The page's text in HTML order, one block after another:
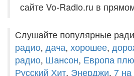
сайте Vo-Radio.ru в
Слушайте популярные
радио, дача, хорошее,
радио, Шансон, Европа
Русский Хит, Энерджи, 7